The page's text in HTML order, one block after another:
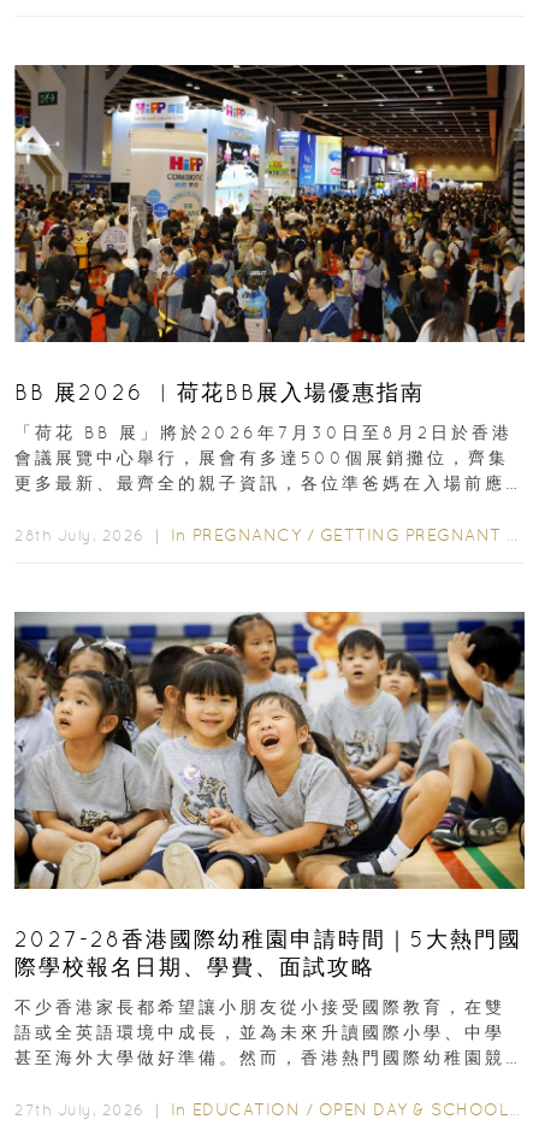
BB 展2026 ︳荷花BB展入場優惠指南
「荷花 BB 展」將於2026年7月30日至8月2日於香港
會議展覽中心舉行，展會有多達500個展銷攤位，齊集
更多最新、最齊全的親子資訊，各位準爸媽在入場前應
28th July, 2026 ｜ In PREGNANCY / GETTING PREGNANT
2027-28香港國際幼稚園申請時間｜5大熱門國
際學校報名日期、學費、面試攻略
不少香港家長都希望讓小朋友從小接受國際教育，在雙
語或全英語環境中成長，並為未來升讀國際小學、中學
甚至海外大學做好準備。然而，香港熱門國際幼稚園競
27th July, 2026 ｜ In EDUCATION / OPEN DAY & SCHOOL EVENTS